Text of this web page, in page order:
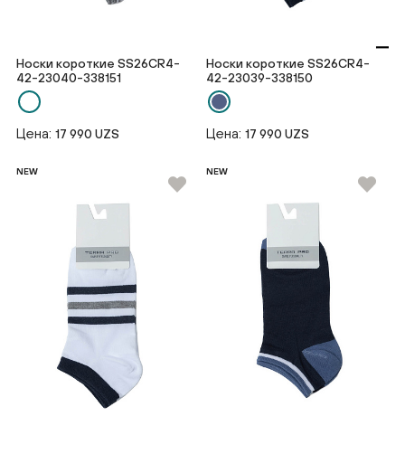
Носки короткие SS26CR4-
42-23040-338151
Цена: 17 990 UZS
Носки короткие SS26CR4-
42-23039-338150
Цена: 17 990 UZS
NEW NEW